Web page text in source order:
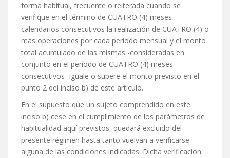
forma habitual, frecuente o reiterada cuando se
verifique en el término de CUATRO (4) meses
calendarios consecutivos la realización de CUATRO (4) o
más operaciones por cada periodo mensual y el monto
total acumulado de las mismas -consideradas en
conjunto en el período de CUATRO (4) meses
consecutivos- iguale o supere el monto previsto en el
punto 2 del inciso b) de este artículo.
En el supuesto que un sujeto comprendido en este
inciso b) cese en el cumplimiento de los parámetros de
habitualidad aquí previstos, quedará excluido del
presente régimen hasta tanto vuelvan a verificarse
alguna de las condiciones indicadas. Dicha verificación